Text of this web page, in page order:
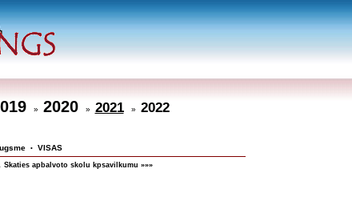
» 2020» 2021» 2022
• VISAS
Skaties apbalvoto skolu kpsavilkumu »»»